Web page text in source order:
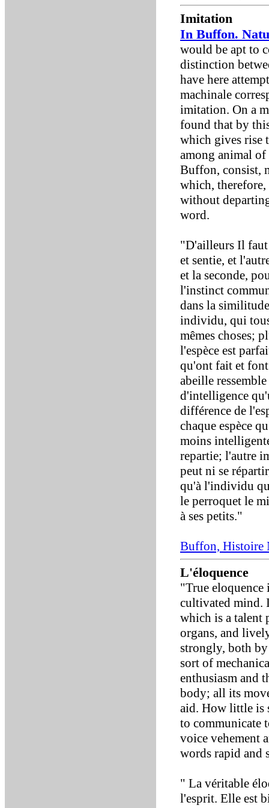
Imitation
In Buffon.
would be apt to
distinction
have here
machinale
imitation. On a
found that by
which gives rise
among animal of
Buffon, consist,
which,
without
word.
"D'ailleurs Il
et sentie, et
et la seconde,
l'instinct
dans la
individu, qui
mêmes choses;
l'espèce est
qu'ont fait et
abeille
d'intelligence
différence de
chaque espèce
moins
repartie; l'autre
peut ni se
qu'à l'individu
le perroquet le
à ses petits."
Buffon, Histoire
L'éloquence
"True eloquence
cultivated mind.
which is a talent
organs, and
strongly, both by
sort of
enthusiasm and
body; all its
aid. How little is
to communicate
voice vehement
words rapid and
" La véritable
l'esprit. Elle est